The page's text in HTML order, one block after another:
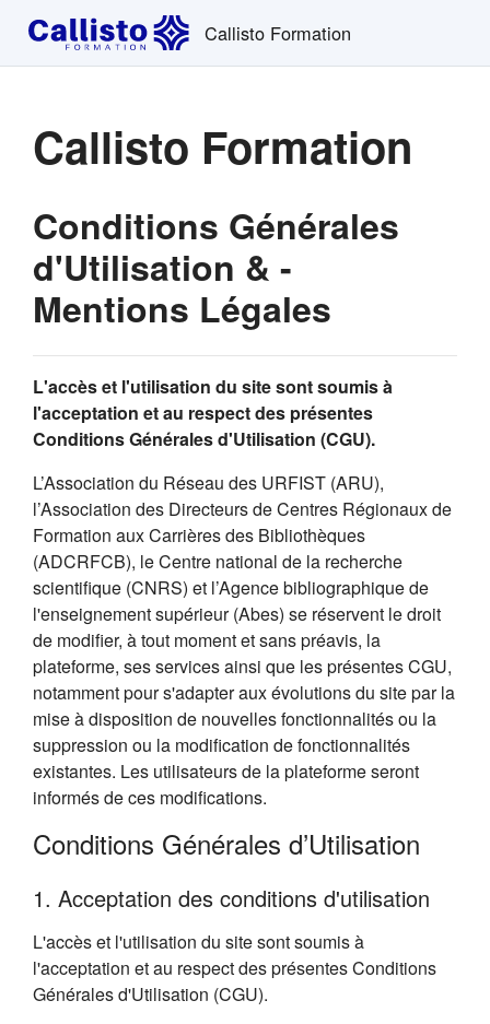
Passer au contenu principal
Callisto Formation
Callisto Formation
Conditions Générales
d'Utilisation & -
Mentions Légales
L'accès et l'utilisation du site sont soumis à
l'acceptation et au respect des présentes
Conditions Générales d'Utilisation (CGU).
L’Association du Réseau des URFIST (ARU),
l’Association des Directeurs de Centres Régionaux de
Formation aux Carrières des Bibliothèques
(ADCRFCB), le Centre national de la recherche
scientifique (CNRS) et l’Agence bibliographique de
l'enseignement supérieur (Abes) se réservent le droit
de modifier, à tout moment et sans préavis, la
plateforme, ses services ainsi que les présentes CGU,
notamment pour s'adapter aux évolutions du site par la
mise à disposition de nouvelles fonctionnalités ou la
suppression ou la modification de fonctionnalités
existantes. Les utilisateurs de la plateforme seront
informés de ces modifications.
Conditions Générales d’Utilisation
1. Acceptation des conditions d'utilisation
L'accès et l'utilisation du site sont soumis à
l'acceptation et au respect des présentes Conditions
Générales d'Utilisation (CGU).